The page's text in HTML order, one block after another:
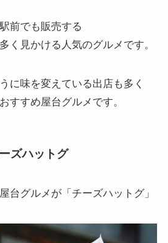
前でも販売する
く見かける人気のグルメです。
に味を変えている出店も多く
すすめ屋台グルメです。
ズハットグ
台グルメが「 チーズハットグ」